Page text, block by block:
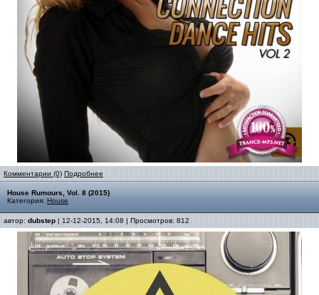
Комментарии (0) Подробнее
House Rumours, Vol. 8 (2015)
Категория: House
автор: dubstep | 12-12-2015, 14:08 | Просмотров: 812